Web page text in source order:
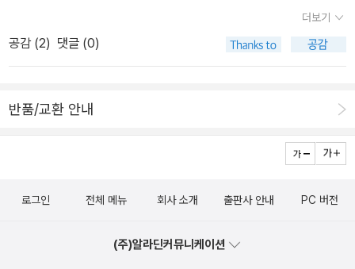
권까지 원서로 읽은후에 마지막 7권이 나오면서 책 정리도 할겸 다시
한번 처음부터 읽기 시작했기 때문이랍니다. 그러니 마지막권인 7권
을 빼고는 두번씩 읽은 셈이네요. 너무 재미있게 읽은 책인지라
시 읽을거라고 생각 못했어요.^^;; 지금은, 다시 구매한다면 가볍고 읽
서관에 구비가 되어 있어 굳이 구매하지 않아도 될것 같아요. 미
앞으로 오디오북과 함께 이 책을 다시 읽을 예정인데,그 만큼 다시 읽
토리가 방대하다보니 CD의 양도 엄청나네요. 영국판으로 구분
가 나타나 조금씩 다가오더니 한 순간, 물이 넘쳐 나면서 나니아의 세
계로 빨려 들어간다. 실종된 7명의 영주들을 찾아 ‘론 제도’로 가던 캐
가 정체를 알 수 없는 녹색 안개가 피어 오르고, 그 안개 속으로 끌려
에게서 받은 7개의 마법의 검을 소지한 7명의 영주가 흩어지면서 힘
이 약해져 악의 안개가 피어 오르기 시작했다는 사실을 알게 된다. 위
험에 처한 나니아의 운명은 이제 이들 손에 맡겨지고, 5개의 신비한
트를 들여다보면... 2010년 12월, 블록버스터의 포문을 열 최고의 화
더보기
공감 (2) 댓글 (0)
반품/교환 안내
로그인 전체 메뉴 회사 소개 출판사 안내 PC 버전
(주)알라딘커뮤니케이션